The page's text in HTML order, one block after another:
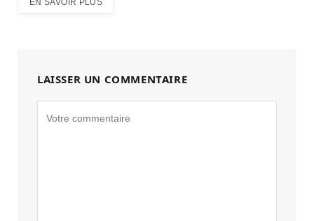
EN SAVOIR PLUS
LAISSER UN COMMENTAIRE